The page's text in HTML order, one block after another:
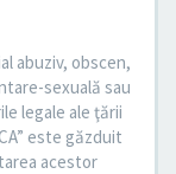
abuziv, obscen,
sexuală sau
legale ale ţării
este găzduit
acestor